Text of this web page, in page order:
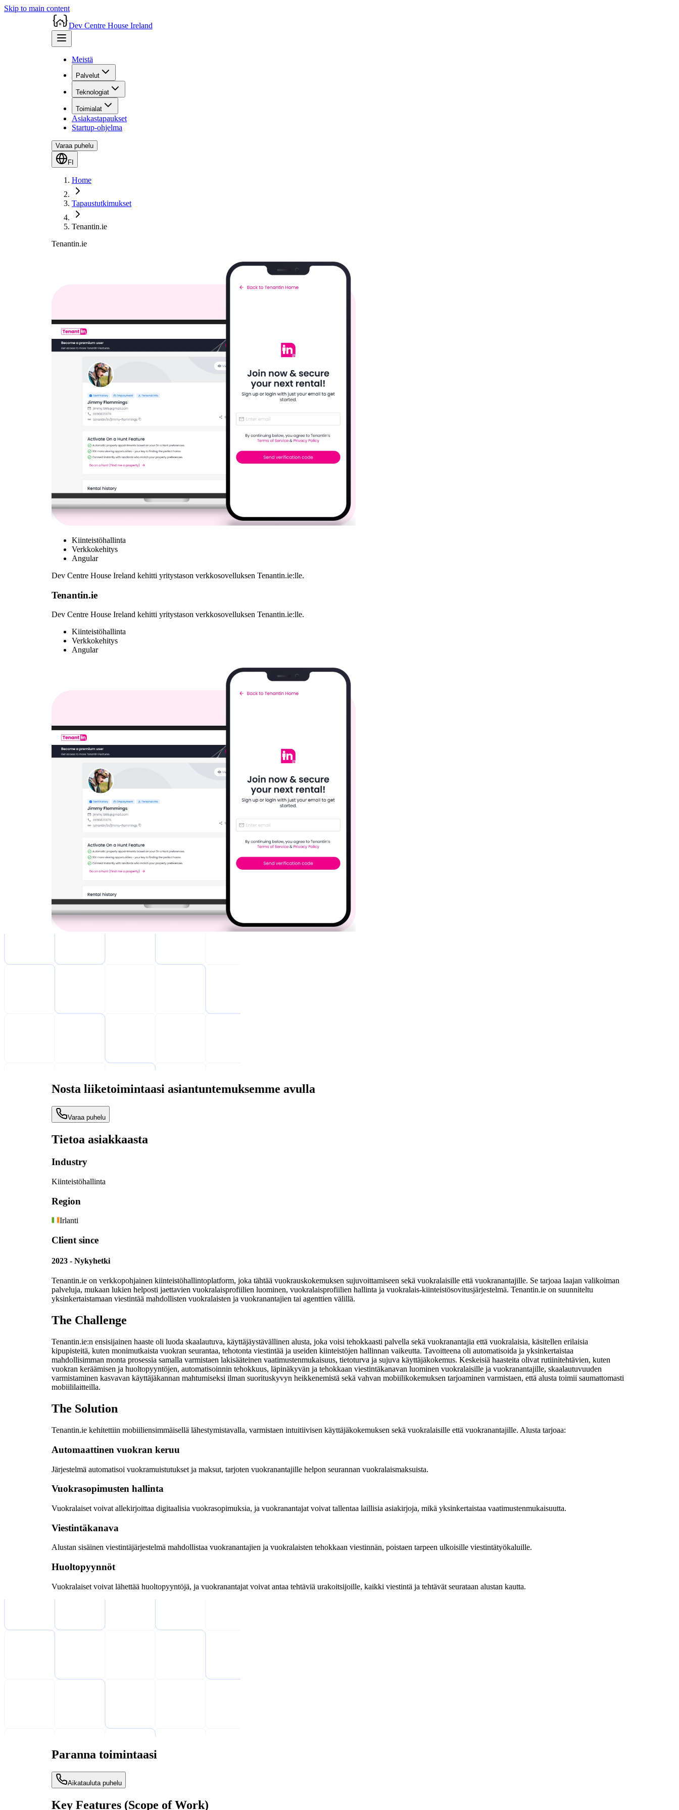
Skip to main content
Dev Centre House Ireland
Meistä
Palvelut
Teknologiat
Toimialat
Asiakastapaukset
Startup-ohjelma
Varaa puhelu
FI
Home
Tapaustutkimukset
Tenantin.ie
Tenantin.ie
Kiinteistöhallinta
Verkkokehitys
Angular
Dev Centre House Ireland kehitti yritystason verkkosovelluksen Tenantin.ie:lle.
Tenantin.ie
Dev Centre House Ireland kehitti yritystason verkkosovelluksen Tenantin.ie:lle.
Kiinteistöhallinta
Verkkokehitys
Angular
Nosta liiketoimintaasi asiantuntemuksemme avulla
Varaa puhelu
Tietoa asiakkaasta
Industry
Kiinteistöhallinta
Region
Irlanti
Client since
2023 - Nykyhetki
Tenantin.ie on verkkopohjainen kiinteistöhallintoplatform, joka tähtää vuokrauskokemuksen sujuvoittamiseen sekä vuokralaisille että vuokranantajille. Se tarjoaa laajan valikoiman
palveluja, mukaan lukien helposti jaettavien vuokralaisprofiilien luominen, vuokralaisprofiilien hallinta ja vuokralais-kiinteistösovitusjärjestelmä. Tenantin.ie on suunniteltu
yksinkertaistamaan viestintää mahdollisten vuokralaisten ja vuokranantajien tai agenttien välillä.
The Challenge
Tenantin.ie:n ensisijainen haaste oli luoda skaalautuva, käyttäjäystävällinen alusta, joka voisi tehokkaasti palvella sekä vuokranantajia että vuokralaisia, käsitellen erilaisia
kipupisteitä, kuten monimutkaista vuokran seurantaa, tehotonta viestintää ja useiden kiinteistöjen hallinnan vaikeutta. Tavoitteena oli automatisoida ja yksinkertaistaa
mahdollisimman monta prosessia samalla varmistaen lakisääteinen vaatimustenmukaisuus, tietoturva ja sujuva käyttäjäkokemus. Keskeisiä haasteita olivat rutiinitehtävien, kuten
vuokran keräämisen ja huoltopyyntöjen, automatisoinnin tehokkuus, läpinäkyvän ja tehokkaan viestintäkanavan luominen vuokralaisille ja vuokranantajille, skaalautuvuuden
varmistaminen kasvavan käyttäjäkannan mahtumiseksi ilman suorituskyvyn heikkenemistä sekä vahvan mobiilikokemuksen tarjoaminen varmistaen, että alusta toimii saumattomasti
mobiililaitteilla.
The Solution
Tenantin.ie kehitettiin mobiiliensimmäisellä lähestymistavalla, varmistaen intuitiivisen käyttäjäkokemuksen sekä vuokralaisille että vuokranantajille. Alusta tarjoaa:
Automaattinen vuokran keruu
Järjestelmä automatisoi vuokramuistutukset ja maksut, tarjoten vuokranantajille helpon seurannan vuokralaismaksuista.
Vuokrasopimusten hallinta
Vuokralaiset voivat allekirjoittaa digitaalisia vuokrasopimuksia, ja vuokranantajat voivat tallentaa laillisia asiakirjoja, mikä yksinkertaistaa vaatimustenmukaisuutta.
Viestintäkanava
Alustan sisäinen viestintäjärjestelmä mahdollistaa vuokranantajien ja vuokralaisten tehokkaan viestinnän, poistaen tarpeen ulkoisille viestintätyökaluille.
Huoltopyynnöt
Vuokralaiset voivat lähettää huoltopyyntöjä, ja vuokranantajat voivat antaa tehtäviä urakoitsijoille, kaikki viestintä ja tehtävät seurataan alustan kautta.
Paranna toimintaasi
Aikatauluta puhelu
Key Features (Scope of Work)